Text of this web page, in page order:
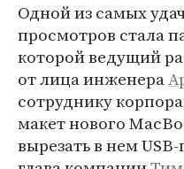
Одной из самых
просмотров стала
которой ведущий
от лица инженера
сотруднику
макет нового
вырезать в нем